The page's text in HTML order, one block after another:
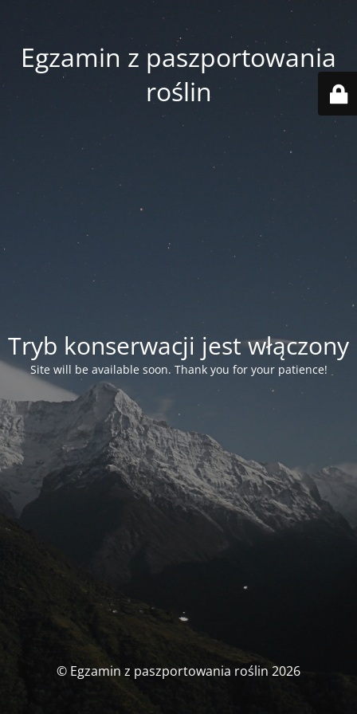
Egzamin z paszportowania
roślin
Tryb konserwacji jest włączony
Site will be available soon. Thank you for your patience!
© Egzamin z paszportowania roślin 2026